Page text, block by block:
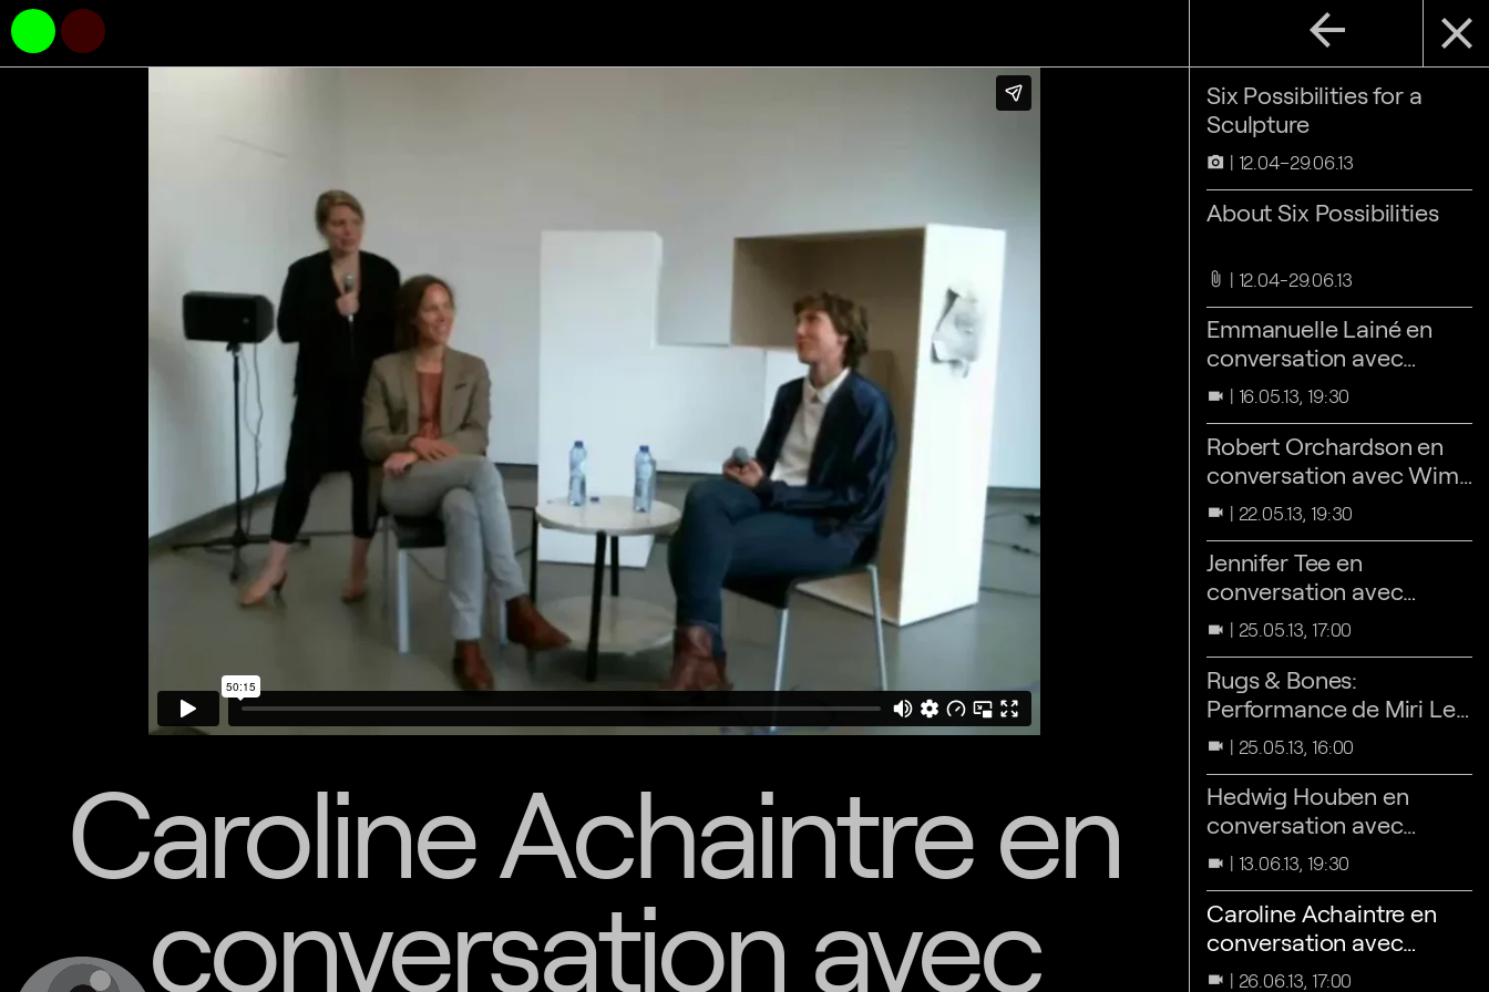
close
arrow_back
Six Possibilities for a
Sculpture
camera_alt 12.04–29.06.13
About Six Possibilities
attach_file 12.04-29.06.13
Emmanuelle Lainé en
conversation avec
Sandra Patron
videocam 16.05.13, 19:30
Robert Orchardson en
conversation avec Wim
Waelput
videocam 22.05.13, 19:30
Jennifer Tee en
conversation avec
Annick Kleizen
videocam 25.05.13, 17:00
Rugs & Bones:
Performance de Miri Lee
et Jennifer Tee
videocam 25.05.13, 16:00
Hedwig Houben en
conversation avec
Vanessa Desclaux
videocam 13.06.13, 19:30
Caroline Achaintre en
conversation avec
Sophie von Olfers
videocam 26.06.13, 17:00
Caroline Achaintre en
conversation avec